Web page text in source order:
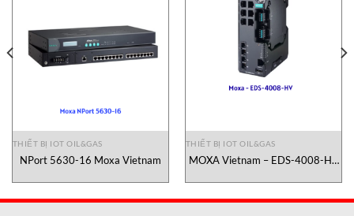
THIẾT BỊ IOT OIL&GAS
NPort 5630-16 Moxa Vietnam
THIẾT BỊ IOT OIL&GAS
MOXA Vietnam – EDS-4008-HV
nghiệp MOXA Vietnam